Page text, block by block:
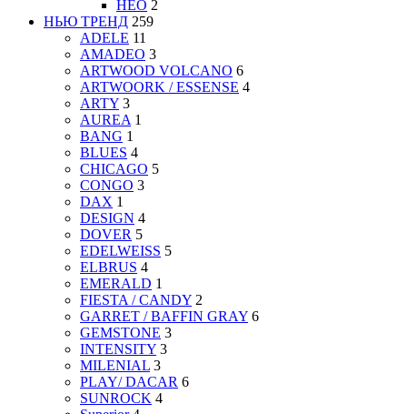
НЕО 2
НЬЮ ТРЕНД 259
ADELE 11
AMADEO 3
ARTWOOD VOLCANO 6
ARTWOORK / ESSENSE 4
ARTY 3
AUREA 1
BANG 1
BLUES 4
CHICAGO 5
CONGO 3
DAX 1
DESIGN 4
DOVER 5
EDELWEISS 5
ELBRUS 4
EMERALD 1
FIESTA / CANDY 2
GARRET / BAFFIN GRAY 6
GEMSTONE 3
INTENSITY 3
MILENIAL 3
PLAY/ DACAR 6
SUNROCK 4